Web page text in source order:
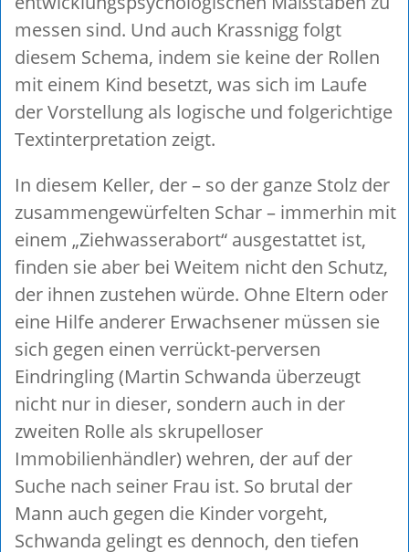
messen sind. Und auch Krassnigg folgt
diesem Schema, indem sie keine der Rollen
mit einem Kind besetzt, was sich im Laufe
der Vorstellung als logische und folgerichtige
Textinterpretation zeigt.
In diesem Keller, der – so der ganze Stolz der
zusammengewürfelten Schar – immerhin mit
einem „Ziehwasserabort“ ausgestattet ist,
finden sie aber bei Weitem nicht den Schutz,
der ihnen zustehen würde. Ohne Eltern oder
eine Hilfe anderer Erwachsener müssen sie
sich gegen einen verrückt-perversen
Eindringling (Martin Schwanda überzeugt
nicht nur in dieser, sondern auch in der
zweiten Rolle als skrupelloser
Immobilienhändler) wehren, der auf der
Suche nach seiner Frau ist. So brutal der
Mann auch gegen die Kinder vorgeht,
Schwanda gelingt es dennoch, den tiefen